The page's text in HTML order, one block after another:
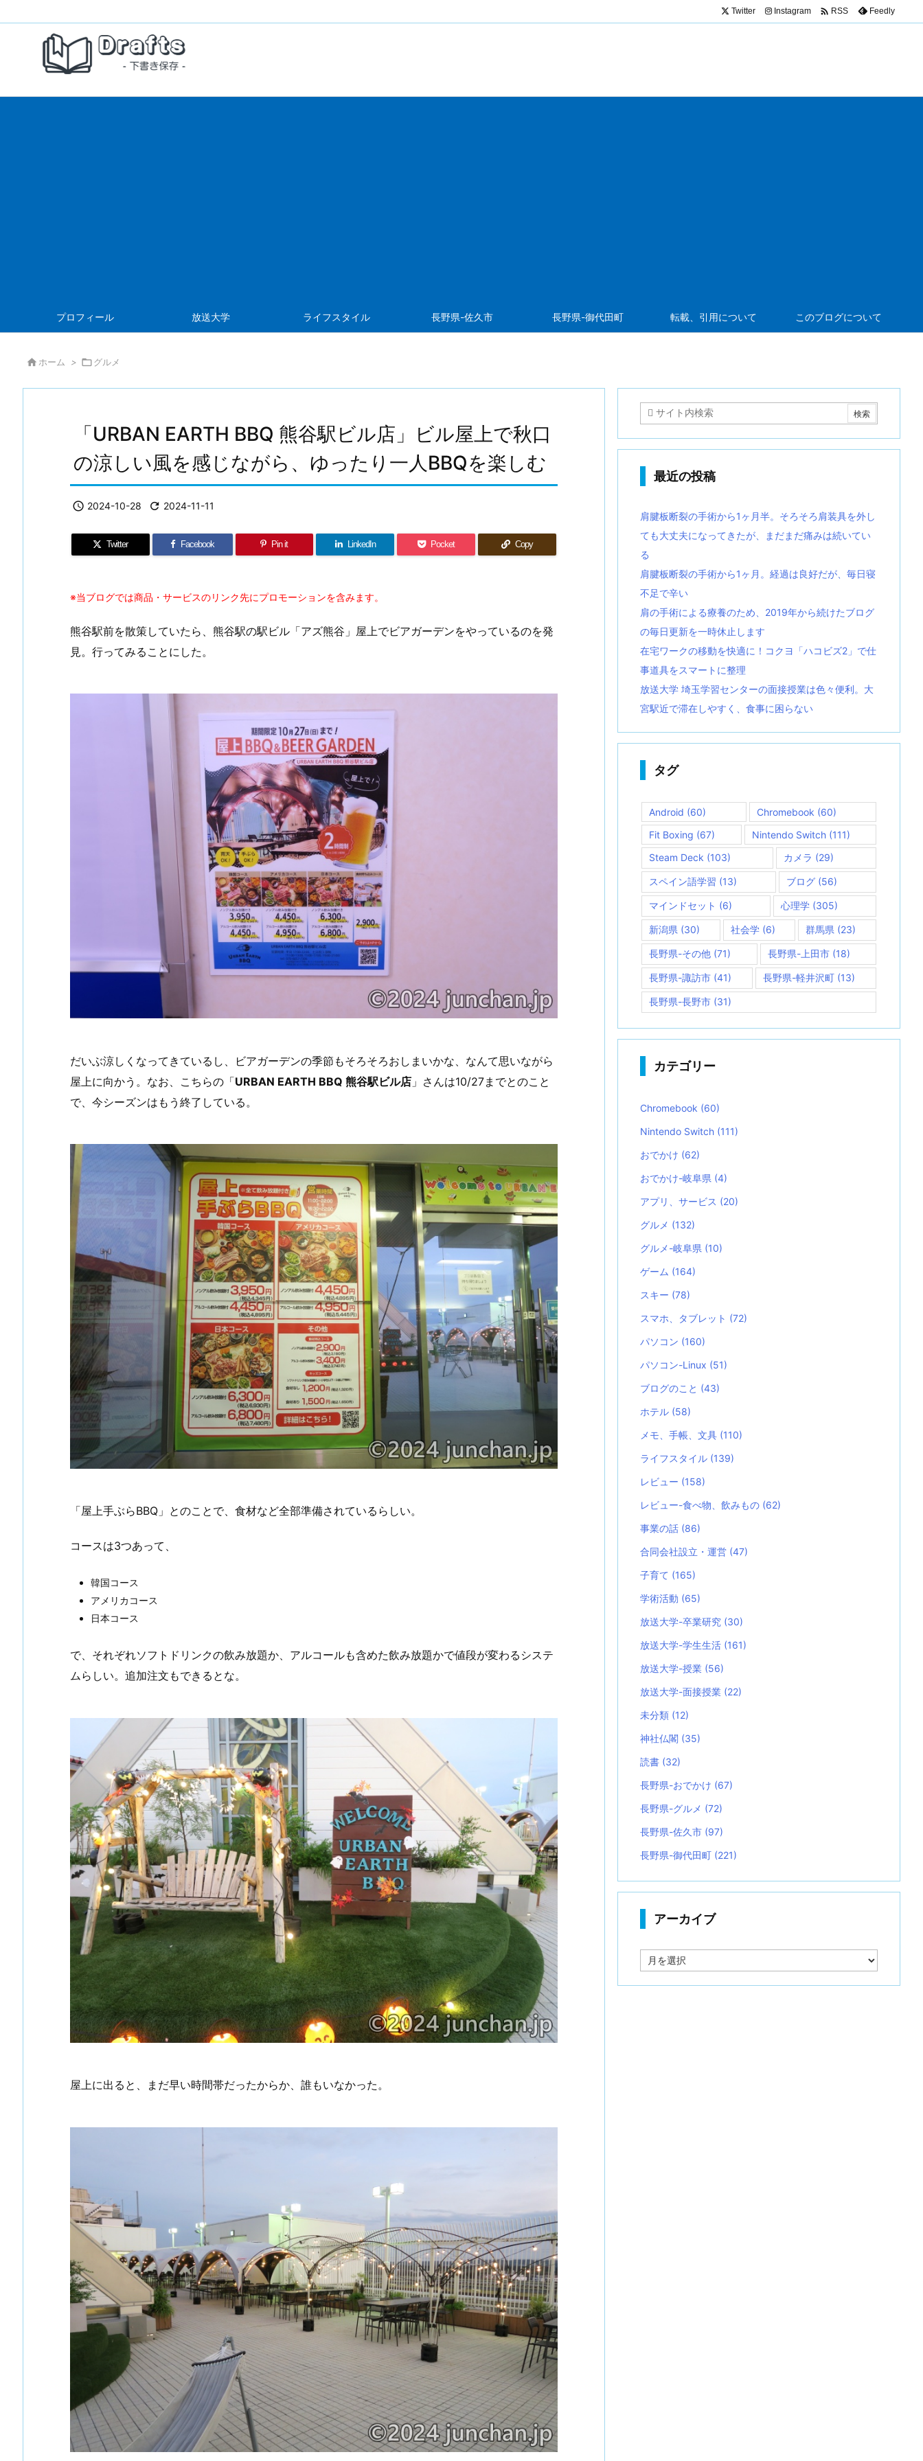
プロフィール 放送大学 ライフスタイル 長野県-佐久市 長野県-御代田町 転載、引用について このブログについて
Twitter Instagram  RSS Feedly
 ホーム > グルメ
「URBAN EARTH BBQ 熊谷駅ビル店」ビル屋上で秋口
の涼しい風を感じながら、ゆったり一人BBQを楽しむ
 2024-10-28  2024-11-11
Twitter Facebook Pin it LinkedIn Pocket Copy
※当ブログでは商品・サービスのリンク先にプロモーションを含みます。
熊谷駅前を散策していたら、熊谷駅の駅ビル「アズ熊谷」屋上でビアガーデンをやっているのを発
見。行ってみることにした。
だいぶ涼しくなってきているし、ビアガーデンの季節もそろそろおしまいかな、なんて思いながら
屋上に向かう。なお、こちらの「URBAN EARTH BBQ 熊谷駅ビル店 」さんは10/27までとのこと
で、今シーズンはもう終了している。
「屋上手ぶらBBQ」とのことで、食材など全部準備されているらしい。
コースは3つあって、
韓国コース
アメリカコース
日本コース
で、それぞれソフトドリンクの飲み放題か、アルコールも含めた飲み放題かで値段が変わるシステ
ムらしい。追加注文もできるとな。
屋上に出ると、まだ早い時間帯だったからか、誰もいなかった。
最近の投稿
肩腱板断裂の手術から1ヶ月半。そろそろ肩装具を外し
ても大丈夫になってきたが、まだまだ痛みは続いてい
る
肩腱板断裂の手術から1ヶ月。経過は良好だが、毎日寝
不足で辛い
肩の手術による療養のため、2019年から続けたブログ
の毎日更新を一時休止します
在宅ワークの移動を快適に！コクヨ「ハコビズ2」で仕
事道具をスマートに整理
放送大学 埼玉学習センターの面接授業は色々便利。大
宮駅近で滞在しやすく、食事に困らない
タグ
Android (60) Chromebook (60)
Fit Boxing (67) Nintendo Switch(111)
Steam Deck (103) カメラ (29)
スペイン語学習 (13) ブログ (56)
マインドセット (6) 心理学 (305)
新潟県 (30) 社会学(6) 群馬県 (23)
長野県-その他 (71) 長野県-上田市(18)
長野県-諏訪市 (41) 長野県-軽井沢町 (13)
長野県-長野市 (31)
カテゴリー
Chromebook (60)
Nintendo Switch (111)
おでかけ (62)
おでかけ-岐阜県 (4)
アプリ、サービス (20)
グルメ (132)
グルメ-岐阜県 (10)
ゲーム (164)
スキー (78)
スマホ、タブレット (72)
パソコン (160)
パソコン-Linux (51)
ブログのこと (43)
ホテル (58)
メモ、手帳、文具 (110)
ライフスタイル (139)
レビュー (158)
レビュー-食べ物、飲みもの (62)
事業の話 (86)
合同会社設立・運営 (47)
子育て (165)
学術活動 (65)
放送大学-卒業研究 (30)
放送大学-学生生活 (161)
放送大学-授業 (56)
放送大学-面接授業 (22)
未分類 (12)
神社仏閣 (35)
読書 (32)
長野県-おでかけ (67)
長野県-グルメ (72)
長野県-佐久市 (97)
長野県-御代田町 (221)
アーカイブ
ー